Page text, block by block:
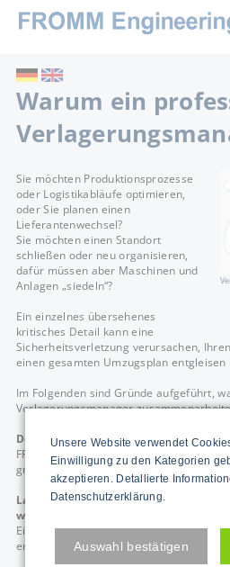
Warum ein
Sie möchten Produktionsprozesse
oder Logistikabläufe optimieren,
oder Sie planen einen
Lieferantenwechsel?
Sie möchten einen Standort
schließen oder neu organisieren,
dafür müssen aber Maschinen und
Anlagen „siedeln“?
Ein einzelnes übersehenes
kritisches Detail kann eine
Sicherheitsverletzung verursachen,
einen gesamten Umzugsplan entgleisen
Im Folgenden sind Gründe aufgeführt,
Verlagerungsmanager
Der Relocation Manager hat die
FROMM Engineering hat eine
größten Umzugsprobleme zu lösen.
Lassen Sie Ihre Mitarbeiter sich auf
während die Experten den Umzug
Ein großes Umzugsprojekt kann mehr
erfordern
Unsere Website verwendet
Einwilligung zu den Kategorien
akzeptieren. Detallierte
Datenschutzerklärung.
Auswahl bestätigen